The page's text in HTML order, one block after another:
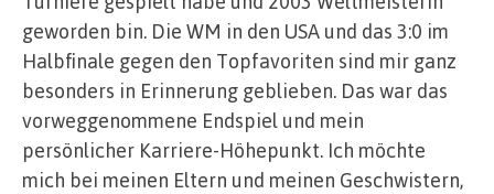
geworden bin. Die WM in den USA und das 3:0 im
Halbfinale gegen den Topfavoriten sind mir ganz
besonders in Erinnerung geblieben. Das war das
vorweggenommene Endspiel und mein
persönlicher Karriere-Höhepunkt. Ich möchte
mich bei meinen Eltern und meinen Geschwistern,